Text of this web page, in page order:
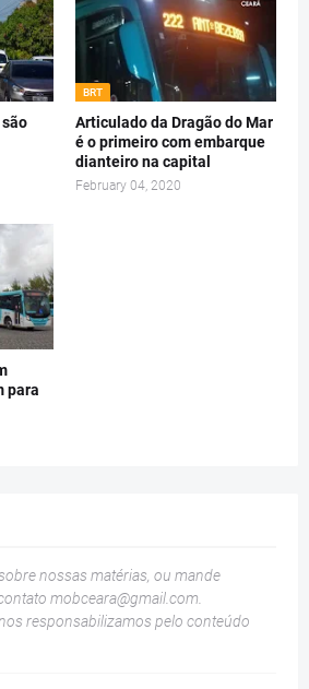
BRT
Articulado da Dragão do Mar
é o primeiro com embarque
dianteiro na capital
February 04, 2020
para
nossas matérias, ou mande
mobceara@gmail.com
responsabilizamos pelo conteúdo